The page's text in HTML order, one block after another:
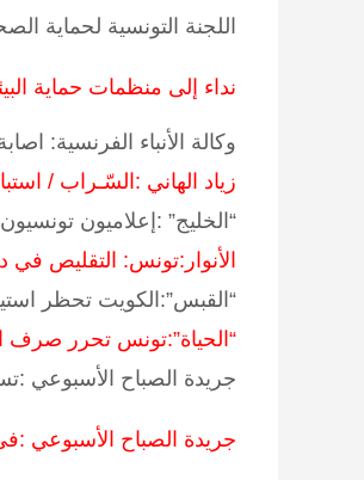
اللجنة التونسية لحماية
نداء إلى منظمات حماية
وكالة الأنباء الفرنسية:
زياد الهاني :السّـراب /
“الخليج” :إعلاميون
الأنوار:تونس: التقليص في دعم
“القبس”:الكويت تحظر
“الحياة”:تونس تحرر صرف
جريدة الصباح الأسبوعي
جريدة الصباح الأسبوعي :في تونس: 100 ألف حافظة صحية مجانًا للتلاميذ